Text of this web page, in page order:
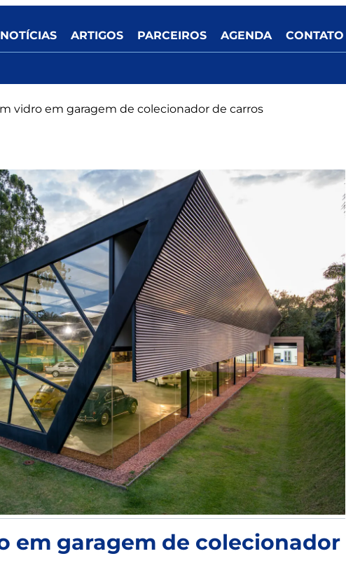
NOTÍCIAS ARTIGOS PARCEIROS AGENDA CONTATO
vidro em garagem de colecionador de carros
em garagem de colecionador